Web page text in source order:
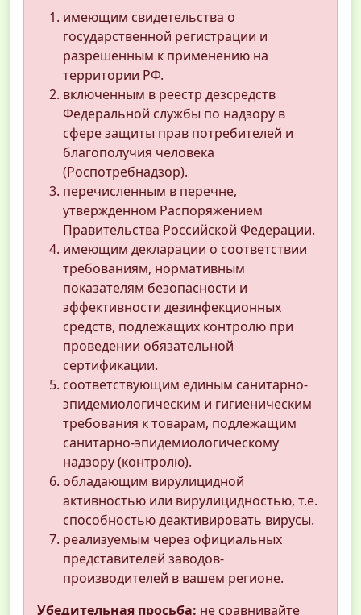
имеющим свидетельства о
государственной регистрации и
разрешенным к применению на
территории РФ.
включенным в реестр дезсредств
Федеральной службы по надзору в
сфере защиты прав потребителей и
благополучия человека
(Роспотребнадзор).
перечисленным в перечне,
утвержденном Распоряжением
Правительства Российской Федерации.
имеющим декларации о соответствии
требованиям, нормативным
показателям безопасности и
эффективности дезинфекционных
средств, подлежащих контролю при
проведении обязательной
сертификации.
соответствующим единым санитарно-
эпидемиологическим и гигиеническим
требования к товарам, подлежащим
санитарно-эпидемиологическому
надзору (контролю).
обладающим вирулицидной
активностью или вирулицидностью, т.е.
способностью деактивировать вирусы.
реализуемым через официальных
представителей заводов-
производителей в вашем регионе.
Убедительная просьба: не сравнивайте